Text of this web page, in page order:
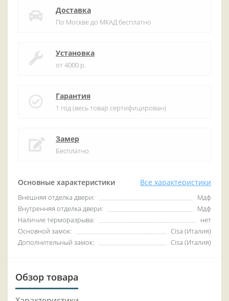
Основные характеристики Все характеристики
Внешняя отделка двери:
Мдф
Внутренняя отделка двери:
Мдф
Наличие терморазрыва:
нет
Основной замок:
Cisa (Италия)
Дополнительный замок:
Cisa (Италия)
Доставка
По Москве до МКАД бесплатно
Установка
от 4000 р.
Гарантия
1 год (весь товар сертифицирован)
Замер
Бесплатно
Обзор товара